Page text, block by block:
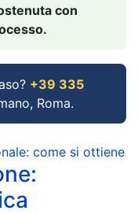
con
+39 335
Roma.
come si ottiene